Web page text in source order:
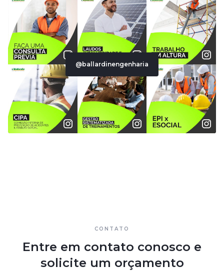
@ballardinengenharia
CONTATO
Entre em contato conosco e
solicite um orçamento